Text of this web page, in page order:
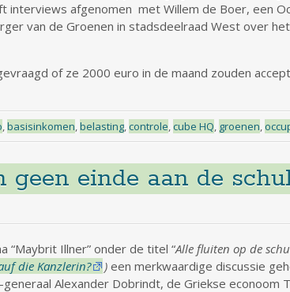
interviews afgenomen met Willem de Boer, een
van de Groenen in stadsdeelraad West over
of ze 2000 euro in de maand zouden
,basisinkomen,belasting,controle,cube HQ, groenen,
geen einde aan de
“Maybrit Illner” onder de titel “Alle fluiten op de
die Kanzlerin? ) een merkwaardige discussie
Alexander Dobrindt, de Griekse econoom